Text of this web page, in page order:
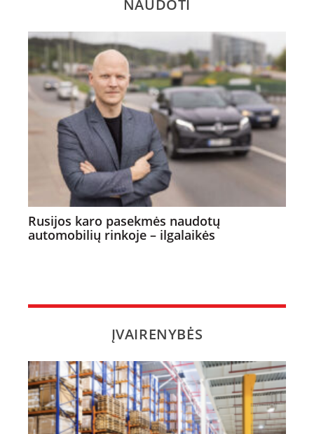
NAUDOTI
Rusijos karo pasekmės naudotų
automobilių rinkoje – ilgalaikės
ĮVAIRENYBĖS